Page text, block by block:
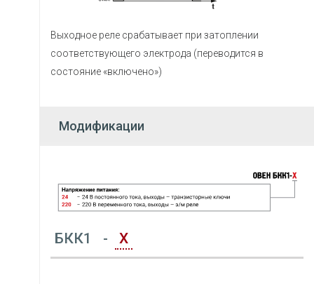
Выходное реле срабатывает при затоплении
соответствующего электрода (переводится в
состояние «включено»)
Модификации
БКК1 - Х